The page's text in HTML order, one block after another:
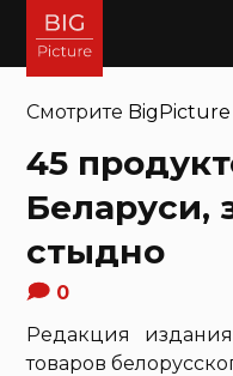
Смотрите BigPicture
45
Беларуси,
стыдно
0
Редакция
товаров